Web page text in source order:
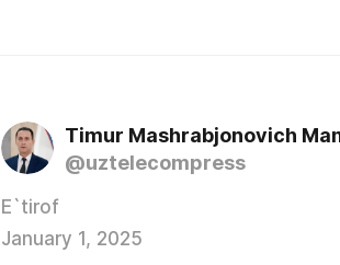
Timur Mashrabjonovich
@uztelecompress
E`tirof
January 1, 2025